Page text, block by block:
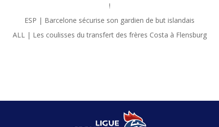
!
ESP | Barcelone sécurise son gardien de but islandais
ALL | Les coulisses du transfert des frères Costa à Flensburg